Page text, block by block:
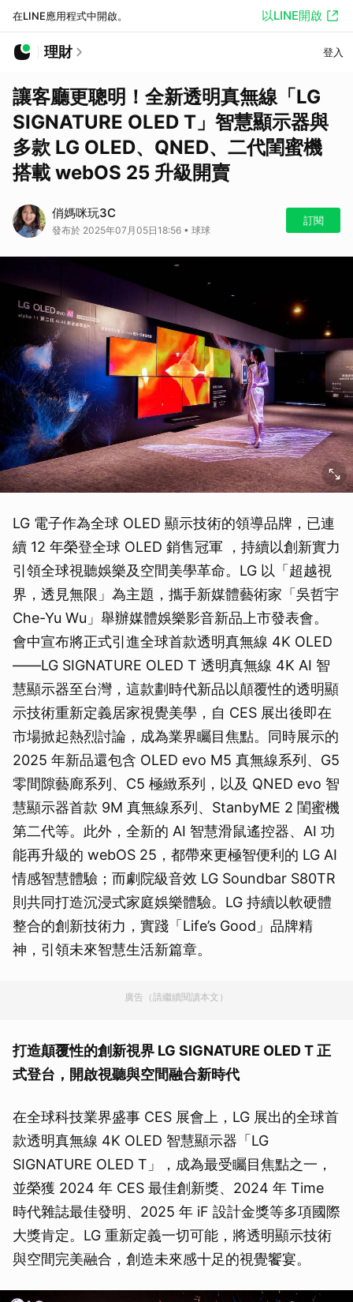
在LINE應用程式中開啟。 以LINE開啟
理財 登入
讓客廳更聰明！全新透明真無線「LG
SIGNATURE OLED T」智慧顯示器與
多款 LG OLED、QNED、二代閨蜜機
搭載 webOS 25 升級開賣
俏媽咪玩3C
發布於 2025年07月05日18:56 • 球球
訂閱
LG 電子作為全球 OLED 顯示技術的領導品牌，已連
續 12 年榮登全球 OLED 銷售冠軍 ，持續以創新實力
引領全球視聽娛樂及空間美學革命。LG 以「超越視
界，透見無限」為主題，攜手新媒體藝術家「吳哲宇
Che-Yu Wu」舉辦媒體娛樂影音新品上市發表會。
會中宣布將正式引進全球首款透明真無線 4K OLED
——LG SIGNATURE OLED T 透明真無線 4K AI 智
慧顯示器至台灣，這款劃時代新品以顛覆性的透明顯
示技術重新定義居家視覺美學，自 CES 展出後即在
市場掀起熱烈討論，成為業界矚目焦點。同時展示的
2025 年新品還包含 OLED evo M5 真無線系列、G5
零間隙藝廊系列、C5 極緻系列，以及 QNED evo 智
慧顯示器首款 9M 真無線系列、StanbyME 2 閨蜜機
第二代等。此外，全新的 AI 智慧滑鼠遙控器、AI 功
能再升級的 webOS 25，都帶來更極智便利的 LG AI
情感智慧體驗；而劇院級音效 LG Soundbar S80TR
則共同打造沉浸式家庭娛樂體驗。LG 持續以軟硬體
整合的創新技術力，實踐「Life’s Good」品牌精
神，引領未來智慧生活新篇章。
廣告（請繼續閱讀本文）
打造顛覆性的創新視界 LG SIGNATURE OLED T 正
式登台，開啟視聽與空間融合新時代
在全球科技業界盛事 CES 展會上，LG 展出的全球首
款透明真無線 4K OLED 智慧顯示器「LG
SIGNATURE OLED T」，成為最受矚目焦點之一，
並榮獲 2024 年 CES 最佳創新獎、2024 年 Time
時代雜誌最佳發明、2025 年 iF 設計金獎等多項國際
大獎肯定。LG 重新定義一切可能，將透明顯示技術
與空間完美融合，創造未來感十足的視覺饗宴。